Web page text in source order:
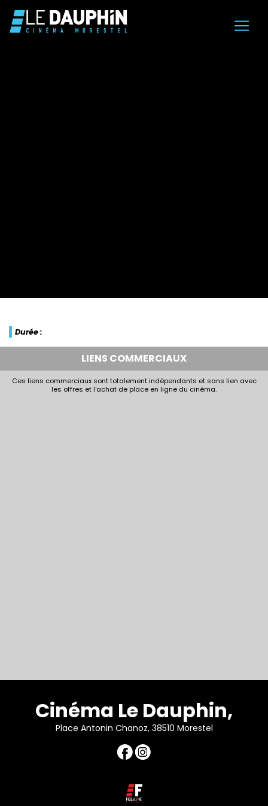
Durée :
LIENS COMMERCIAUX
Ces liens commerciaux sont totalement indépendants et sans lien avec
les offres et l'achat de place en ligne du cinéma.
Cinéma Le Dauphin,
Place Antonin Chanoz, 38510 Morestel